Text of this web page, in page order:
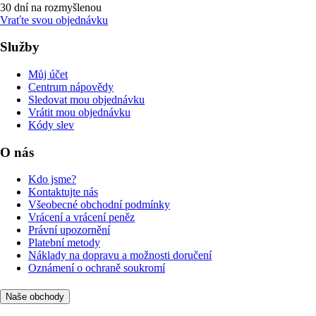
30 dní na rozmyšlenou
Vraťte svou objednávku
Služby
Můj účet
Centrum nápovědy
Sledovat mou objednávku
Vrátit mou objednávku
Kódy slev
O nás
Kdo jsme?
Kontaktujte nás
Všeobecné obchodní podmínky
Vrácení a vrácení peněz
Právní upozornění
Platební metody
Náklady na dopravu a možnosti doručení
Oznámení o ochraně soukromí
Naše obchody